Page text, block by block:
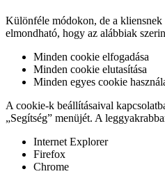
Különféle módokon, de a kliensnek
elmondható, hogy az alábbiak
Minden cookie elfogadása
Minden cookie elutasítása
Minden egyes cookie
A cookie-k beállításaival
„Segítség” menüjét. A
Internet Explorer
Firefox
Chrome